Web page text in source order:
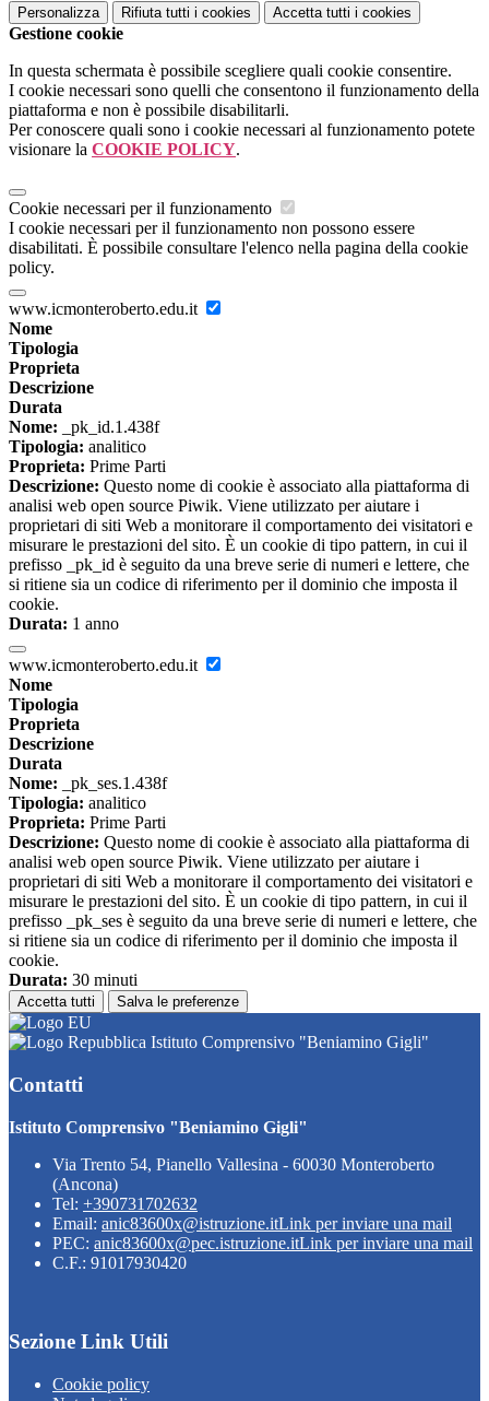
Personalizza Rifiuta tutti i cookies Accetta tutti i cookies
Gestione cookie
In questa schermata è possibile scegliere quali cookie consentire.
I cookie necessari sono quelli che consentono il funzionamento della
piattaforma e non è possibile disabilitarli.
Per conoscere quali sono i cookie necessari al funzionamento potete
visionare la COOKIE POLICY.
Cookie necessari per il funzionamento
I cookie necessari per il funzionamento non possono essere
disabilitati. È possibile consultare l'elenco nella pagina della cookie
policy.
www.icmonteroberto.edu.it
Nome
Tipologia
Proprieta
Descrizione
Durata
Nome: _pk_id.1.438f
Tipologia: analitico
Proprieta: Prime Parti
Descrizione: Questo nome di cookie è associato alla piattaforma di
analisi web open source Piwik. Viene utilizzato per aiutare i
proprietari di siti Web a monitorare il comportamento dei visitatori e
misurare le prestazioni del sito. È un cookie di tipo pattern, in cui il
prefisso _pk_id è seguito da una breve serie di numeri e lettere, che
si ritiene sia un codice di riferimento per il dominio che imposta il
cookie.
Durata: 1 anno
www.icmonteroberto.edu.it
Nome
Tipologia
Proprieta
Descrizione
Durata
Nome: _pk_ses.1.438f
Tipologia: analitico
Proprieta: Prime Parti
Descrizione: Questo nome di cookie è associato alla piattaforma di
analisi web open source Piwik. Viene utilizzato per aiutare i
proprietari di siti Web a monitorare il comportamento dei visitatori e
misurare le prestazioni del sito. È un cookie di tipo pattern, in cui il
prefisso _pk_ses è seguito da una breve serie di numeri e lettere, che
si ritiene sia un codice di riferimento per il dominio che imposta il
cookie.
Durata: 30 minuti
Accetta tutti Salva le preferenze
Istituto Comprensivo "Beniamino Gigli"
Contatti
Istituto Comprensivo "Beniamino Gigli"
Via Trento 54, Pianello Vallesina - 60030 Monteroberto
(Ancona)
Tel: +390731702632
Email: anic83600x@istruzione.itLink per inviare una mail
PEC: anic83600x@pec.istruzione.itLink per inviare una mail
C.F.: 91017930420
Sezione Link Utili
Cookie policy